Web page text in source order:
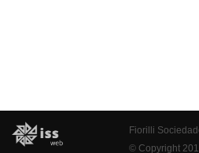
Fiorilli
© Copyright